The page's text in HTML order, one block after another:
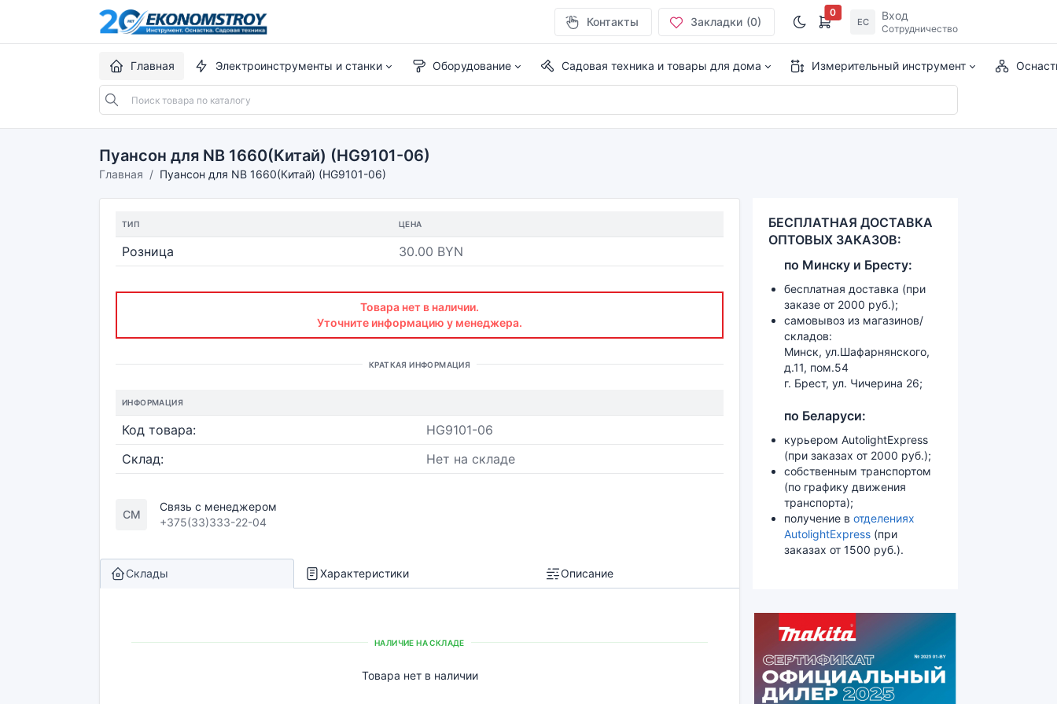
Контакты Закладки (0)
0
ЕС Вход
Сотрудничество
Главная Электроинструменты и станки Оборудование Садовая техника и товары для дома Измерительный инструмент
Пуансон для NB 1660(Китай) (HG9101-06)
Главная Пуансон для NB 1660(Китай) (HG9101-06)
ТИП ЦЕНА
Розница 30.00 BYN
Товара нет в наличии.
Уточните информацию у менеджера.
КРАТКАЯ ИНФОРМАЦИЯ
ИНФОРМАЦИЯ
Код товара:
HG9101-06
Склад:
Нет на складе
СМ
Связь с менеджером
+375(33)333-22-04
Склады Характеристики Описание
НАЛИЧИЕ НА СКЛАДЕ
Товара нет в наличии
БЕСПЛАТНАЯ ДОСТАВКА
ОПТОВЫХ ЗАКАЗОВ:
по Минску и Бресту:
бесплатная доставка (при
заказе от 2000 руб.);
самовывоз из магазинов/
складов:
Минск, ул.Шафарнянского,
д.11, пом.54
г. Брест, ул. Чичерина 26;
по Беларуси:
курьером AutolightExpress
(при заказах от 2000 руб.);
собственным транспортом
(по графику движения
транспорта);
получение в отделениях
AutolightExpress (при
заказах от 1500 руб.).